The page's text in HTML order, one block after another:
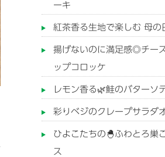
ーキ
紅茶香る生地で楽しむ 母の
揚げないのに満足感◎チー
ップコロッケ
レモン香る🌿鮭のバターソ
彩りベジのクレープサラダ
ひよこたちの🐣ふわとろ巣
ス